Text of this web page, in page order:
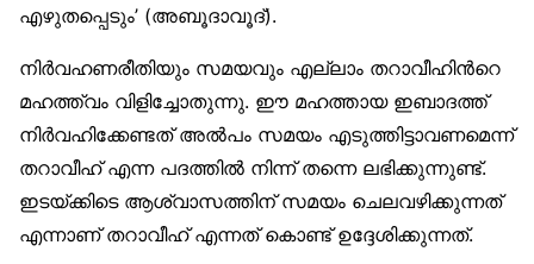
എഴുതപ്പെടും’ (അബൂദാവൂദ്).
നിര്‍വഹണരീതിയും സമയവും എല്ലാം തറാവീഹിന്‍റെ
മഹത്ത്വം വിളിച്ചോതുന്നു. ഈ മഹത്തായ ഇബാദത്ത്
നിര്‍വഹിക്കേണ്ടത് അല്‍പം സമയം എടുത്തിട്ടാവണമെന്ന്
തറാവീഹ് എന്ന പദത്തില്‍ നിന്ന് തന്നെ ലഭിക്കുന്നുണ്ട്.
ഇടയ്ക്കിടെ ആശ്വാസത്തിന് സമയം ചെലവഴിക്കുന്നത്
എന്നാണ് തറാവീഹ് എന്നത് കൊണ്ട് ഉദ്ദേശിക്കുന്നത്.